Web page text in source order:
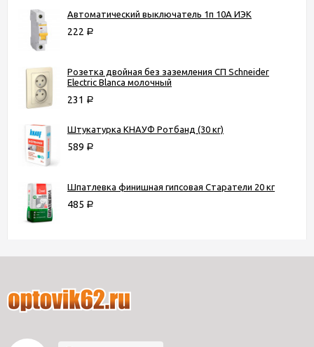
Автоматический выключатель 1п 10А ИЭК
222 Р
Розетка двойная без заземления СП Schneider
Electric Blanca молочный
231 Р
Штукатурка КНАУФ Ротбанд (30 кг)
589 Р
Шпатлевка финишная гипсовая Старатели 20 кг
485 Р